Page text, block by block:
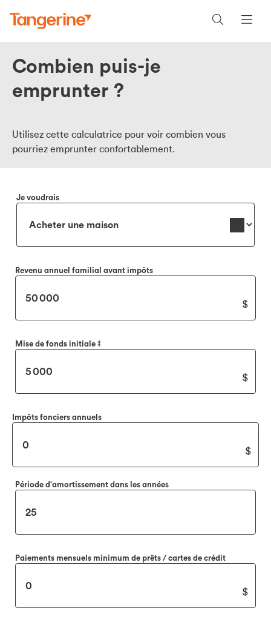
Combien puis-je
emprunter ?
Utilisez cette calculatrice pour voir combien vous
pourriez emprunter confortablement.
Je voudrais
Revenu annuel familial avant impôts
Mise de fonds initiale ‡
Impôts fonciers annuels
Période d'amortissement dans les années
Paiements mensuels minimum de prêts / cartes de crédit